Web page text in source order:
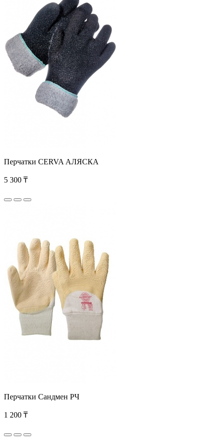
Перчатки CERVA АЛЯСКА
5 300 ₸
Перчатки Сандмен РЧ
1 200 ₸